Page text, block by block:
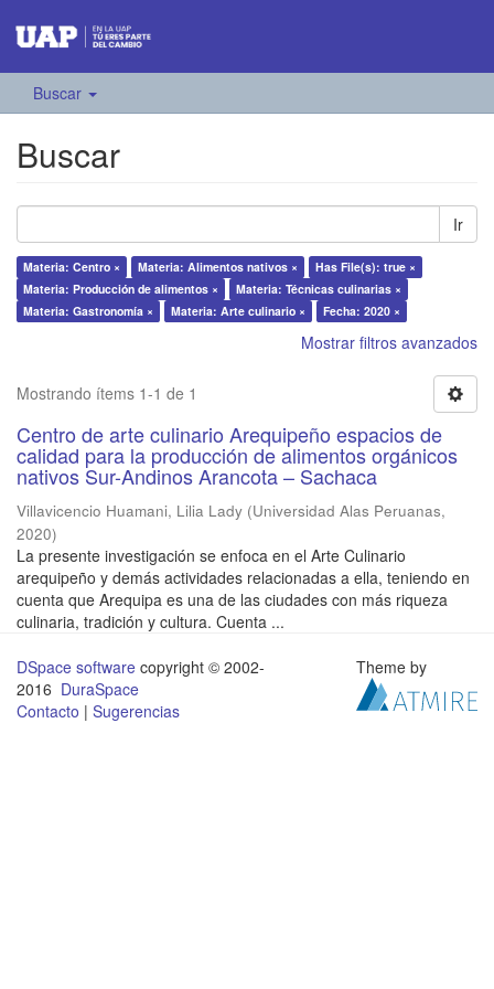
Buscar
Buscar
Ir
Materia: Centro × Materia: Alimentos nativos ×
Has File(s): true ×
Materia: Producción de alimentos ×
Materia: Técnicas culinarias ×
Materia: Gastronomía ×
Materia: Arte culinario × Fecha: 2020 ×
Mostrar filtros avanzados
Mostrando ítems 1-1 de 1
Centro de arte culinario Arequipeño espacios de
calidad para la producción de alimentos orgánicos
nativos Sur-Andinos Arancota – Sachaca
Villavicencio Huamani, Lilia Lady (Universidad Alas Peruanas,
2020)
La presente investigación se enfoca en el Arte Culinario
arequipeño y demás actividades relacionadas a ella, teniendo en
cuenta que Arequipa es una de las ciudades con más riqueza
culinaria, tradición y cultura. Cuenta ...
DSpace software copyright © 2002-
2016 DuraSpace
Contacto | Sugerencias
Theme by